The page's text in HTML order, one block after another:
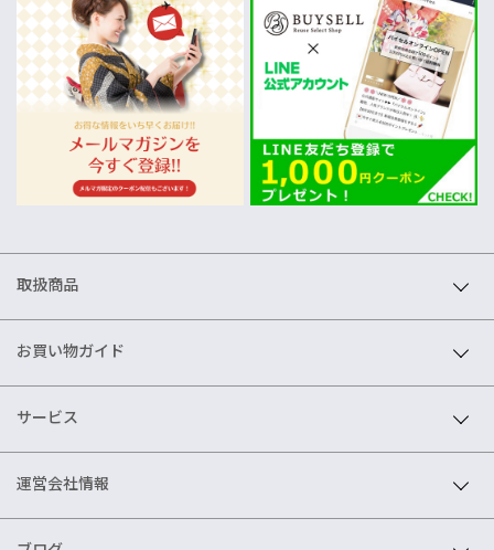
取扱商品
お買い物ガイド
サービス
運営会社情報